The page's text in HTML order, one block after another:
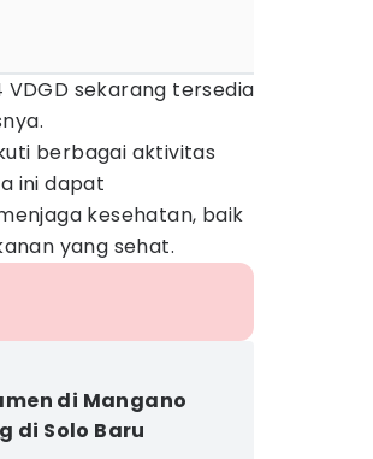
VDGD sekarang tersedia
berbagai aktivitas
ini dapat
kesehatan, baik
yang sehat.
di Mangano
di Solo Baru